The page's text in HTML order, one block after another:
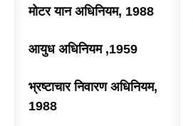
मोटर यान अधिनियम, 1988
आयुध अधिनियम ,1959
भ्रष्टाचार निवारण अधिनियम,
1988